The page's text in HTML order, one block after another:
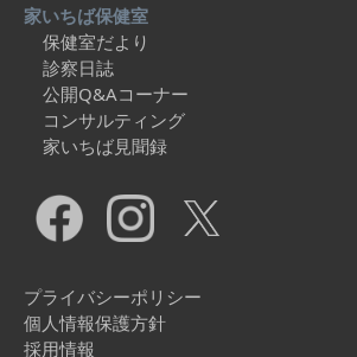
家いちば保健室
保健室だより
診察日誌
公開Q&Aコーナー
コンサルティング
家いちば見聞録
プライバシーポリシー
個人情報保護方針
採用情報